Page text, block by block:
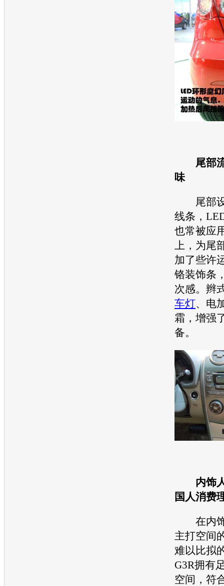
尾部
味
尾部设
线条，
也常被应
上，为尾
加了些许
铬装饰条
次感。辫
车灯、电
霜，增强
备。
内饰
国人消费
在内饰
主打空间
难以比拟
G3R拥有
空间，符